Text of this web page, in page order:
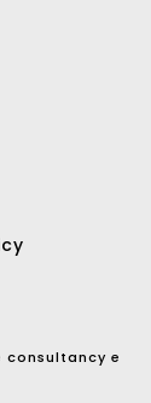
consultancy e